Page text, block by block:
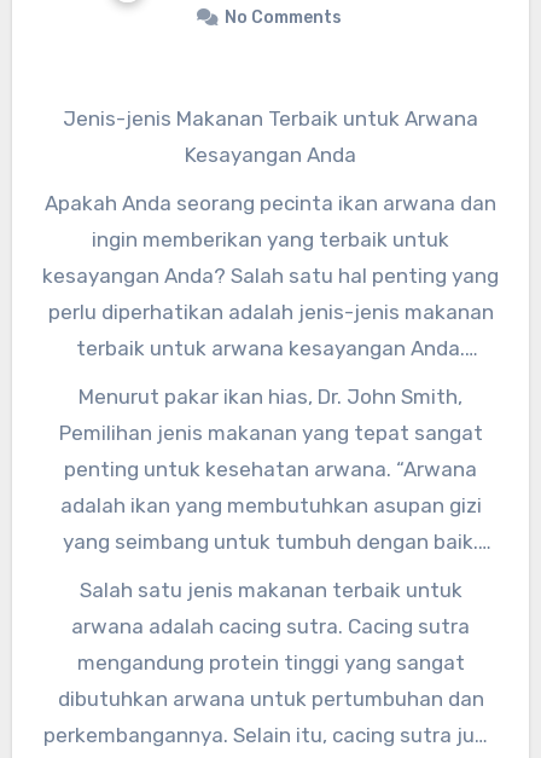
No Comments
Jenis-jenis Makanan Terbaik untuk Arwana
Kesayangan Anda
Apakah Anda seorang pecinta ikan arwana dan
ingin memberikan yang terbaik untuk
kesayangan Anda? Salah satu hal penting yang
perlu diperhatikan adalah jenis-jenis makanan
terbaik untuk arwana kesayangan Anda.
Memilih makanan yang tepat akan memastikan
arwana Anda tetap sehat dan bahagia.
Menurut pakar ikan hias, Dr. John Smith,
Pemilihan jenis makanan yang tepat sangat
penting untuk kesehatan arwana. “Arwana
adalah ikan yang membutuhkan asupan gizi
yang seimbang untuk tumbuh dengan baik.
Oleh karena itu, pemilik arwana perlu
memperhatikan jenis-jenis makanan yang
diberikan kepada arwana kesayangan mereka,”
ujarnya.
Salah satu jenis makanan terbaik untuk
arwana adalah cacing sutra. Cacing sutra
mengandung protein tinggi yang sangat
dibutuhkan arwana untuk pertumbuhan dan
perkembangannya. Selain itu, cacing sutra juga